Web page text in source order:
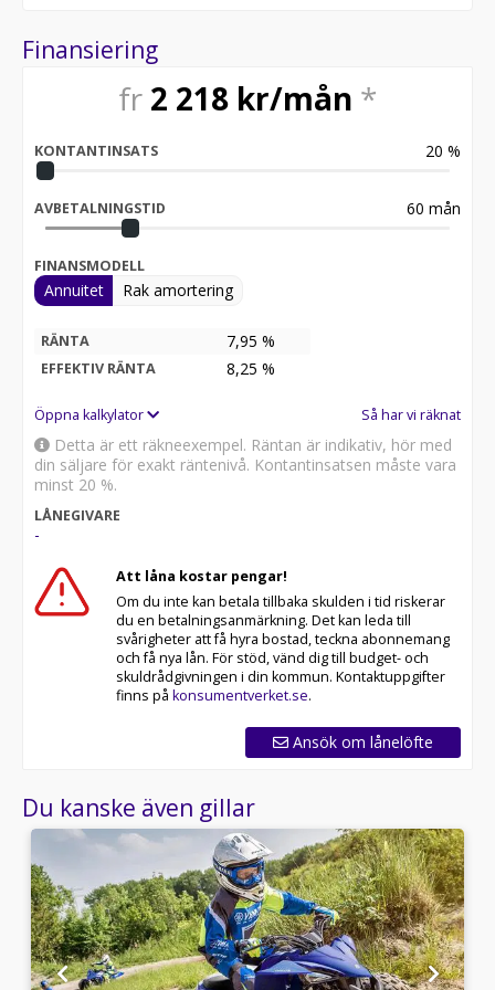
Vi erbjuder även Auktoriserad verkstad. tillbehör.
utrustning. reservdelar. kläder. m.m.!
skog arbete 5 års garanti
Finansiering
fr 2 218 kr/mån *
KONTANTINSATS 20 %
AVBETALNINGSTID 60 mån
FINANSMODELL
Annuitet Rak amortering
RÄNTA 7,95 %
EFFEKTIV RÄNTA 8,25 %
Öppna kalkylator Så har vi räknat
Detta är ett räkneexempel. Räntan är indikativ, hör med
din säljare för exakt räntenivå. Kontantinsatsen måste vara
minst 20 %.
LÅNEGIVARE
-
Att låna kostar pengar!
Om du inte kan betala tillbaka skulden i tid riskerar
du en betalningsanmärkning. Det kan leda till
svårigheter att få hyra bostad, teckna abonnemang
och få nya lån. För stöd, vänd dig till budget- och
skuldrådgivningen i din kommun. Kontaktuppgifter
finns på konsumentverket.se.
Ansök om lånelöfte
Du kanske även gillar